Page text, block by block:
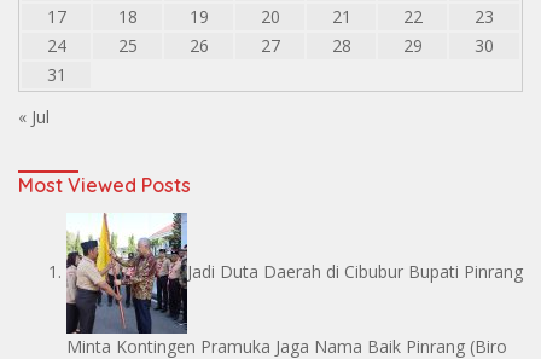
17
18 19 20 21 22
23
24
25 26 27 28 29
30
31
« Jul
Most Viewed Posts
Jadi Duta Daerah di Cibubur Bupati Pinrang
Minta Kontingen Pramuka Jaga Nama Baik Pinrang (Biro